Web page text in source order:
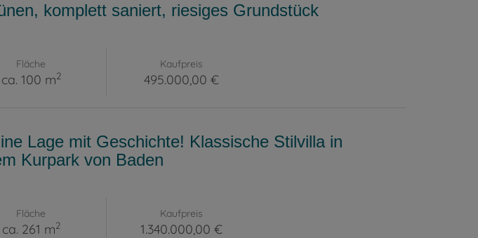
komplett saniert, riesiges Grundstück
Fläche
ca. 100 m2
Kaufpreis
495.000,00 €
Lage mit Geschichte! Klassische Stilvilla in
Kurpark von Baden
Fläche
ca. 261 m2
Kaufpreis
1.340.000,00 €